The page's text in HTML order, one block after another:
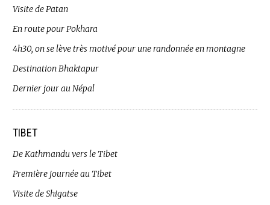
Visite de Patan
En route pour Pokhara
4h30, on se lève très motivé pour une randonnée en montagne
Destination Bhaktapur
Dernier jour au Népal
TIBET
De Kathmandu vers le Tibet
Première journée au Tibet
Visite de Shigatse